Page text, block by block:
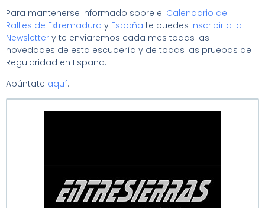
Para mantenerse informado sobre el Calendario de
Rallies de Extremadura y España te puedes inscribir a la
Newsletter y te enviaremos cada mes todas las
novedades de esta escudería y de todas las pruebas de
Regularidad en España:
Apúntate aquí.